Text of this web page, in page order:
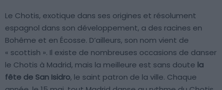
Le Chotis, exotique dans ses origines et résolument
espagnol dans son développement, a des racines en
Bohême et en Écosse. D’ailleurs, son nom vient de
« scottish ». Il existe de nombreuses occasions de danser
le Chotis à Madrid, mais la meilleure est sans doute la
fête de San Isidro, le saint patron de la ville. Chaque